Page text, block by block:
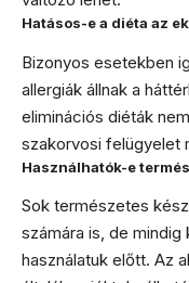
Hatásos-e a diéta az
Bizonyos esetekben
allergiák állnak a
eliminációs diéták
szakorvosi felügyelet
Használhatók-e
Sok természetes
számára is, de
használatuk előtt. Az